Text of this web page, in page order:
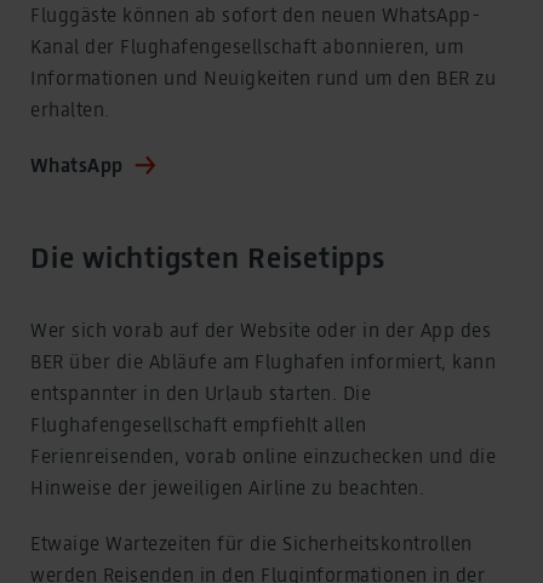
Fluggäste können ab sofort den neuen WhatsApp-
Kanal der Flughafengesellschaft abonnieren, um
Informationen und Neuigkeiten rund um den BER zu
erhalten.
WhatsApp
Die wichtigsten Reisetipps
Wer sich vorab auf der Website oder in der App des
BER über die Abläufe am Flughafen informiert, kann
entspannter in den Urlaub starten. Die
Flughafengesellschaft empfiehlt allen
Ferienreisenden, vorab online einzuchecken und die
Hinweise der jeweiligen Airline zu beachten.
Etwaige Wartezeiten für die Sicherheitskontrollen
werden Reisenden in den Fluginformationen in der